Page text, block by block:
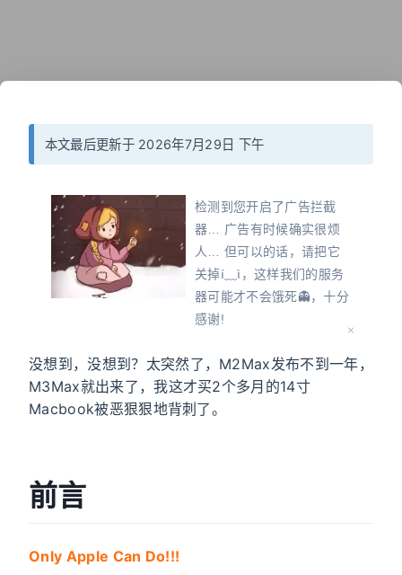
本文最后更新于 2026年7月29日 下午
检测到您开启了广告拦截
器… 广告有时候确实很烦
人… 但可以的话，请把它
关掉í﹏ì，这样我们的服务
器可能才不会饿死👻，十分
感谢!
have turned on an ad
blocker... Ads can
sometimes be really
没想到，没想到？太突然了，M2Max发布不到一年，
M3Max就出来了，我这才买2个多月的14寸
Macbook被恶狠狠地背刺了。
前言
Only Apple Can Do!!!